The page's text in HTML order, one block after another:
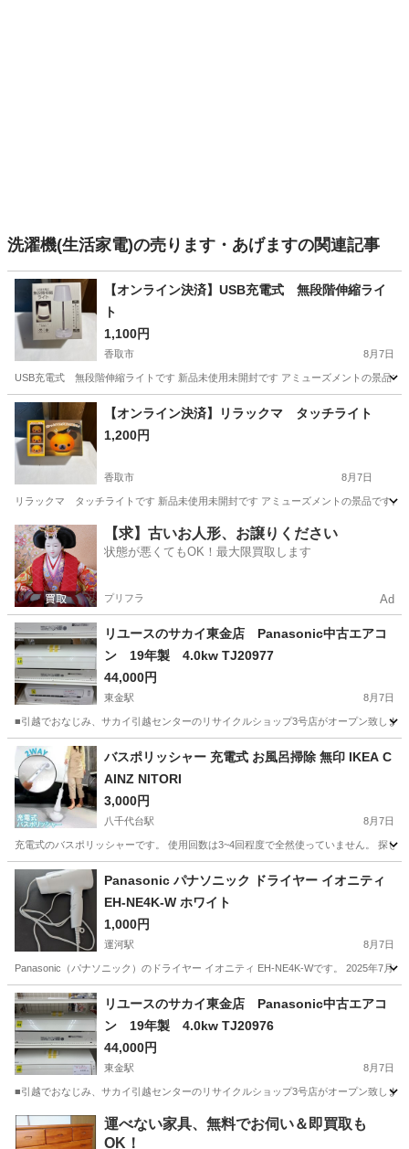
洗濯機(生活家電)の売ります・あげますの関連記事
【オンライン決済】USB充電式 無段階伸縮ライ
ト
1,100円
香取市 8月7日
USB充電式 無段階伸縮ライトです 新品未使用未開封です アミューズメントの景品
千葉 香取市 その他
【オンライン決済】リラックマ タッチライト
1,200円
香取市 8月7日
リラックマ タッチライトです 新品未使用未開封です アミューズメントの景品です
千葉 香取市 その他
【求】古いお人形、お譲りください
状態が悪くてもOK！最大限買取します
プリフラ Ad
リユースのサカイ東金店 Panasonic中古エアコ
ン 19年製 4.0kw TJ20977
44,000円
東金駅 8月7日
■引越でおなじみ、サカイ引越センターのリサイクルショップ3号店がオープン致し
千葉 東金市 東金駅 季節、空調家電 リユース
バスポリッシャー 充電式 お風呂掃除 無印 IKEA C
AINZ NITORI
3,000円
八千代台駅 8月7日
充電式のバスポリッシャーです。 使用回数は3~4回程度で全然使っていません。 探し
千葉 千葉市 生活家電 ポリッシャー
Panasonic パナソニック ドライヤー イオニティ
EH-NE4K-W ホワイト
1,000円
運河駅 8月7日
Panasonic（パナソニック）のドライヤー イオニティ EH-NE4K-Wです。 2025年7月
千葉 流山市 美容家電
リユースのサカイ東金店 Panasonic中古エアコ
ン 19年製 4.0kw TJ20976
44,000円
東金駅 8月7日
■引越でおなじみ、サカイ引越センターのリサイクルショップ3号店がオープン致し
千葉 東金市 東金駅 季節、空調家電 リユース
運べない家具、無料でお伺い＆即買取も
OK！